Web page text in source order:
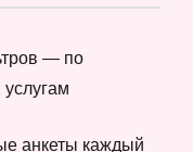
— по
услугам
анкеты каждый